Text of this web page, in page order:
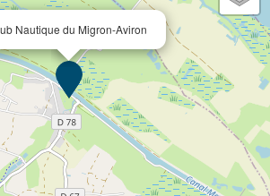
Nautique du Migron-Aviron